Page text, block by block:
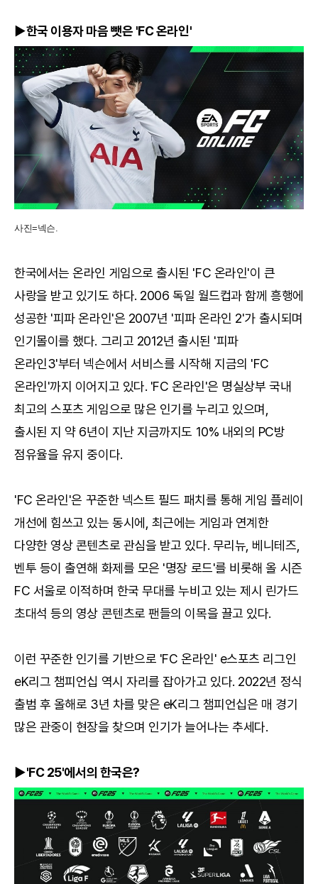
▶한국 이용자 마음 뺏은 'FC 온라인'
사진=넥슨.
한국에서는 온라인 게임으로 출시된 'FC 온라인'이 큰
사랑을 받고 있기도 하다. 2006 독일 월드컵과 함께 흥행에
성공한 '피파 온라인'은 2007년 '피파 온라인 2'가 출시되며
인기몰이를 했다. 그리고 2012년 출시된 '피파
온라인3'부터 넥슨에서 서비스를 시작해 지금의 'FC
온라인'까지 이어지고 있다. 'FC 온라인'은 명실상부 국내
최고의 스포츠 게임으로 많은 인기를 누리고 있으며,
출시된 지 약 6년이 지난 지금까지도 10% 내외의 PC방
점유율을 유지 중이다.
'FC 온라인'은 꾸준한 넥스트 필드 패치를 통해 게임 플레이
개선에 힘쓰고 있는 동시에, 최근에는 게임과 연계한
다양한 영상 콘텐츠로 관심을 받고 있다. 무리뉴, 베니테즈,
벤투 등이 출연해 화제를 모은 '명장 로드'를 비롯해 올 시즌
FC 서울로 이적하며 한국 무대를 누비고 있는 제시 린가드
초대석 등의 영상 콘텐츠로 팬들의 이목을 끌고 있다.
이런 꾸준한 인기를 기반으로 'FC 온라인' e스포츠 리그인
eK리그 챔피언십 역시 자리를 잡아가고 있다. 2022년 정식
출범 후 올해로 3년 차를 맞은 eK리그 챔피언십은 매 경기
많은 관중이 현장을 찾으며 인기가 늘어나는 추세다.
▶'FC 25'에서의 한국은?